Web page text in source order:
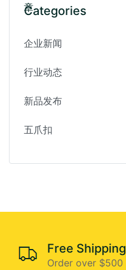
Categories
企业新闻
行业动态
新品发布
五爪扣
Free Shipping
Order over $500